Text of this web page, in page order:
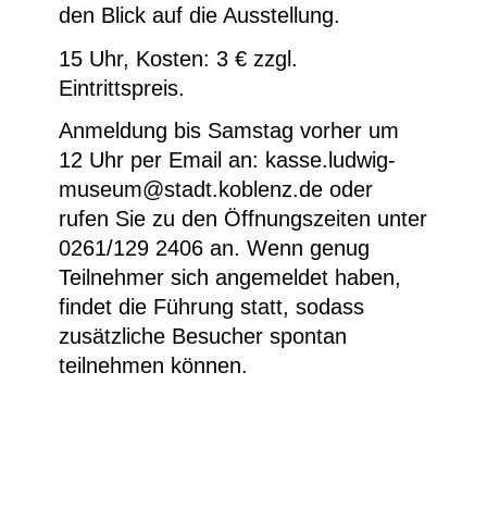
den Blick auf die Ausstellung.
15 Uhr, Kosten: 3 € zzgl.
Eintrittspreis.
Anmeldung bis Samstag vorher um
12 Uhr per Email an: kasse.ludwig-
museum@stadt.koblenz.de oder
rufen Sie zu den Öffnungszeiten unter
0261/129 2406 an. Wenn genug
Teilnehmer sich angemeldet haben,
findet die Führung statt, sodass
zusätzliche Besucher spontan
teilnehmen können.